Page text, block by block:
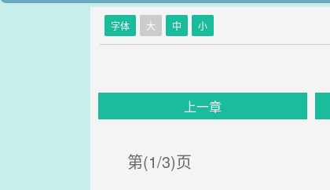
字体 大 中 小
上一章
第(1/3)页